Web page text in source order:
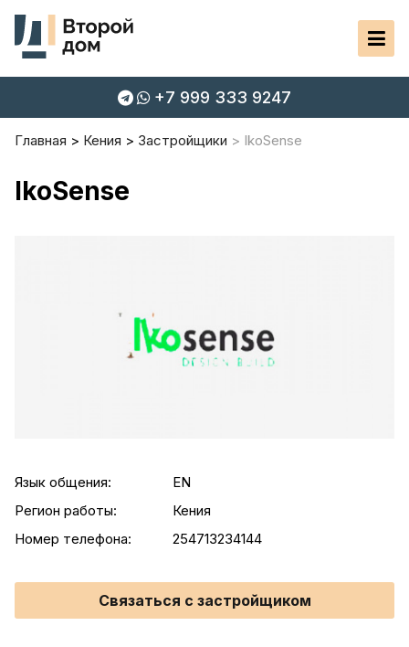
+7 999 333 9247
Главная Кения Застройщики IkoSense
IkoSense
Язык общения:
EN
Регион работы:
Кения
Номер телефона:
254713234144
Связаться с застройщиком